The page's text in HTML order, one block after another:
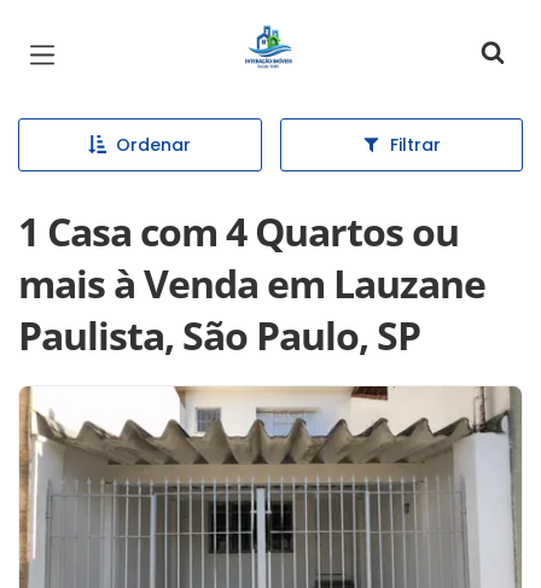
Página inicial
Ordenar Filtrar
1 Casa com 4 Quartos ou
mais à Venda em Lauzane
Paulista, São Paulo, SP